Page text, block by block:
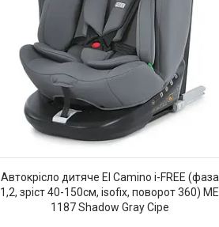
Автокрісло дитяче El Camino i-FREE (фаза
1,2, зріст 40-150см, isofix, поворот 360) ME
1187 Shadow Gray Сіре